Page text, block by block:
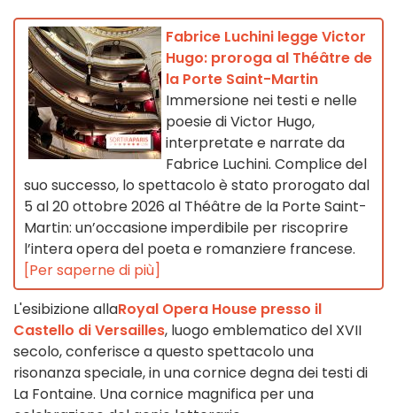
Fabrice Luchini legge Victor
Hugo: proroga al Théâtre de
la Porte Saint-Martin
Immersione nei testi e nelle
poesie di Victor Hugo,
interpretate e narrate da
Fabrice Luchini. Complice del
suo successo, lo spettacolo è stato prorogato dal
5 al 20 ottobre 2026 al Théâtre de la Porte Saint-
Martin: un’occasione imperdibile per riscoprire
l’intera opera del poeta e romanziere francese.
[Per saperne di più]
L'esibizione allaRoyal Opera House presso il
Castello di Versailles, luogo emblematico del XVII
secolo, conferisce a questo spettacolo una
risonanza speciale, in una cornice degna dei testi di
La Fontaine. Una cornice magnifica per una